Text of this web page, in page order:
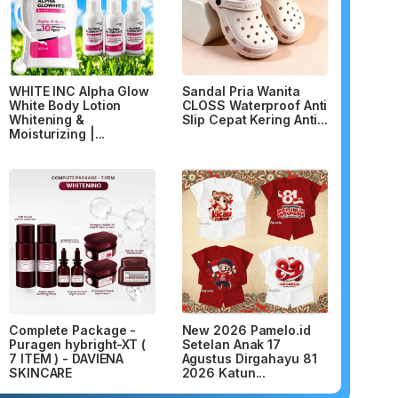
WHITE INC Alpha Glow
White Body Lotion
Whitening &
Moisturizing |...
Sandal Pria Wanita
CLOSS Waterproof Anti
Slip Cepat Kering Anti...
Complete Package -
Puragen hybright-XT (
7 ITEM ) - DAVIENA
SKINCARE
New 2026 Pamelo.id
Setelan Anak 17
Agustus Dirgahayu 81
2026 Katun...